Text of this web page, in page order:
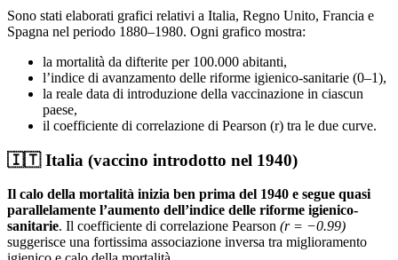
Sono stati elaborati grafici relativi a Italia, Regno Unito, Francia e
Spagna nel periodo 1880–1980. Ogni grafico mostra:
la mortalità da difterite per 100.000 abitanti,
l’indice di avanzamento delle riforme igienico-sanitarie (0–1),
la reale data di introduzione della vaccinazione in ciascun
paese,
il coefficiente di correlazione di Pearson (r) tra le due curve.
🇮🇹 Italia (vaccino introdotto nel 1940)
Il calo della mortalità inizia ben prima del 1940 e segue quasi
parallelamente l’aumento dell’indice delle riforme igienico-
sanitarie. Il coefficiente di correlazione Pearson (r = −0.99)
suggerisce una fortissima associazione inversa tra miglioramento